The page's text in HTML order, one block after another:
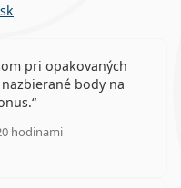
pri opakovaných
body na
hodinami
5 z 5